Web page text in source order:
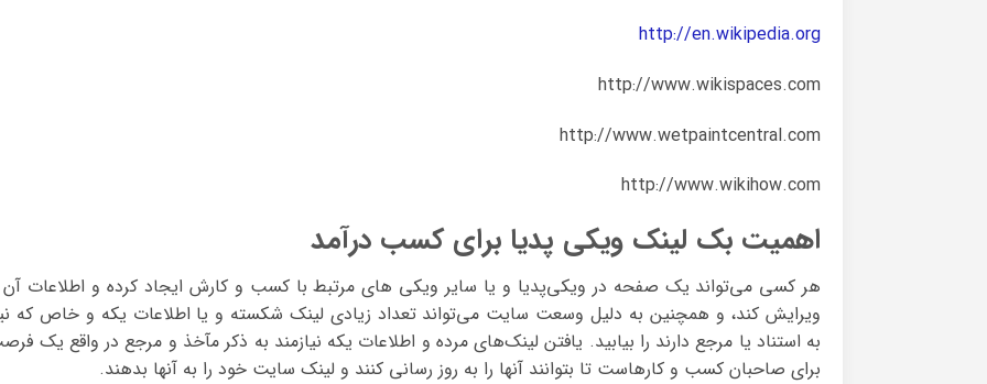
http://en.wikipedia.org
http://www.wikispaces.com
http://www.wetpaintcentral.com
http://www.wikihow.com
اهمیت بک لینک ویکی پدیا برای کسب درآمد
هر کسی می‌تواند یک صفحه در ویکی‌پدیا و یا سایر ویکی های مرتبط با کسب و کارش ایجاد کرده و اطلاعات آن
ویرایش کند، و همچنین به دلیل وسعت سایت می‌تواند تعداد زیادی لینک شکسته و یا اطلاعات یکه و خاص که
به استناد یا مرجع دارند را بیابید. یافتن لینک‌های مرده و اطلاعات یکه نیازمند به ذکر مآخذ و مرجع در واقع یک
برای صاحبان کسب و کارهاست تا بتوانند آنها را به روز رسانی کنند و لینک سایت خود را به آنها بدهند.